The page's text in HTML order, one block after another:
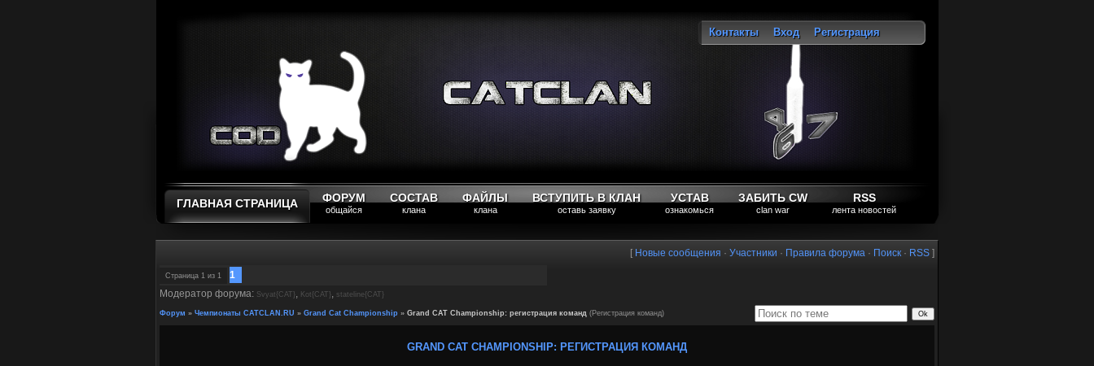
Контакты Вход
Регистрация
ГЛАВНАЯ СТРАНИЦА ФОРУМ
общайся
СОСТАВ
клана
ФАЙЛЫ
клана
ВСТУПИТЬ В КЛАН
оставь заявку
УСТАВ
ознакомься
ЗАБИТЬ CW
clan war
RSS
лента новостей
[ Новые сообщения · Участники · Правила форума · Поиск · RSS ]
Страница 1 из 1
1
Модератор форума: Svyat{CAT}, Kot{CAT}, stateline{CAT}
Форум » Чемпионаты CATCLAN.RU » Grand Cat Championship » Grand CAT Championship: регистрация команд (Регистрация команд)
GRAND CAT CHAMPIONSHIP: РЕГИСТРАЦИЯ КОМАНД